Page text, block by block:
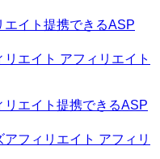
エイト提携できるASP
アフィリエイト
リエイト提携できるASP
アフィリ